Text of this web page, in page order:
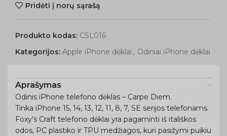
Pridėti į norų sąrašą
Produkto kodas: CSL016
Kategorijos: Apple iPhone dėklai , Odiniai iPhone dėklai
Aprašymas
Odinis iPhone telefono dėklas – Carpe Diem.
Tinka iPhone 15, 14, 13, 12, 11, 8, 7, SE serijos telefonams.
Foxy’s Craft telefono dėklai yra pagaminti iš itališkos
odos, PC plastiko ir TPU medžiagos, kuri pasižymi puikiu